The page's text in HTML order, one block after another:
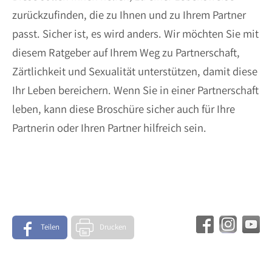
zurückzufinden, die zu Ihnen und zu Ihrem Partner
passt. Sicher ist, es wird anders. Wir möchten Sie mit
diesem Ratgeber auf Ihrem Weg zu Partnerschaft,
Zärtlichkeit und Sexualität unterstützen, damit diese
Ihr Leben bereichern. Wenn Sie in einer Partnerschaft
leben, kann diese Broschüre sicher auch für Ihre
Partnerin oder Ihren Partner hilfreich sein.
Teilen Drucken